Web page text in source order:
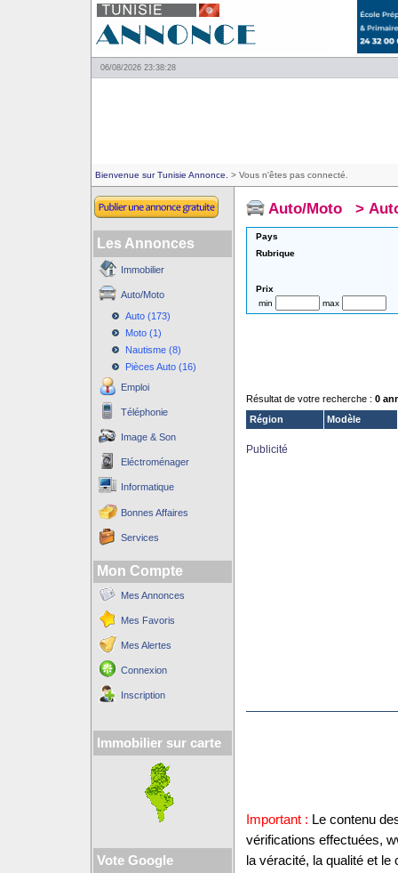
06/08/2026 23:38:28
Bienvenue sur Tunisie Annonce. > Vous n'êtes pas connecté.
Les Annonces
Immobilier
Auto/Moto
Auto (173)
Moto (1)
Nautisme (8)
Pièces Auto (16)
Emploi
Téléphonie
Image & Son
Eléctroménager
Informatique
Bonnes Affaires
Services
Mon Compte
Mes Annonces
Mes Favoris
Mes Alertes
Connexion
Inscription
Immobilier sur carte
Vote Google
Auto/Moto >
Pays
Rubrique
Prix
min
max
Résultat de votre recherche : 0
Région
Modèle
Publicité
Important : Le contenu
vérifications effectuées,
la véracité, la qualité et